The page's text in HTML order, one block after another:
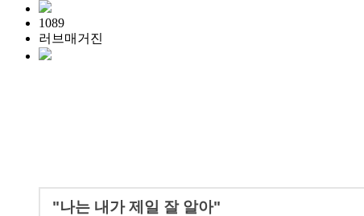
1089
러브매거진
"나는 내가 제일 잘 알아"